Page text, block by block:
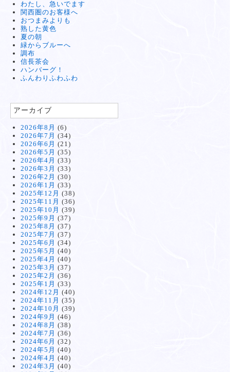
わたし、急いでます
関西圏のお客様へ
おつまみよりも
熟した黄色
夏の朝
緑からブルーへ
調布
信長茶会
ハンバーグ！
ふんわりふわふわ
アーカイブ
2026年8月 (6)
2026年7月 (34)
2026年6月 (21)
2026年5月 (35)
2026年4月 (33)
2026年3月 (33)
2026年2月 (30)
2026年1月 (33)
2025年12月 (38)
2025年11月 (36)
2025年10月 (39)
2025年9月 (37)
2025年8月 (37)
2025年7月 (37)
2025年6月 (34)
2025年5月 (40)
2025年4月 (40)
2025年3月 (37)
2025年2月 (36)
2025年1月 (33)
2024年12月 (40)
2024年11月 (35)
2024年10月 (39)
2024年9月 (46)
2024年8月 (38)
2024年7月 (36)
2024年6月 (32)
2024年5月 (40)
2024年4月 (40)
2024年3月 (40)